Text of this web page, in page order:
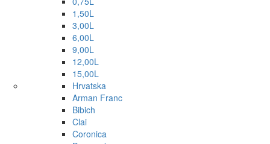
1,50L
3,00L
6,00L
9,00L
12,00L
15,00L
Hrvatska
Arman Franc
Bibich
Clai
Coronica